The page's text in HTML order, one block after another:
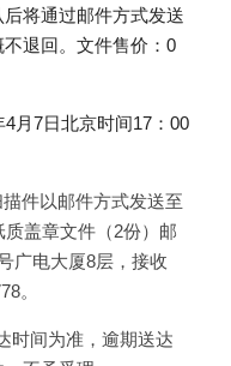
将通过邮件方式发送
退回。文件售价：0
描件以邮件方式发送至
盖章文件（2份）邮
广电大厦8层，接收
。
时间为准，逾期送达